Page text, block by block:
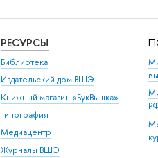
РЕСУРСЫ
Библиотека
Издательский дом ВШЭ
Книжный магазин «БукВышка»
Типография
Медиацентр
Журналы ВШЭ